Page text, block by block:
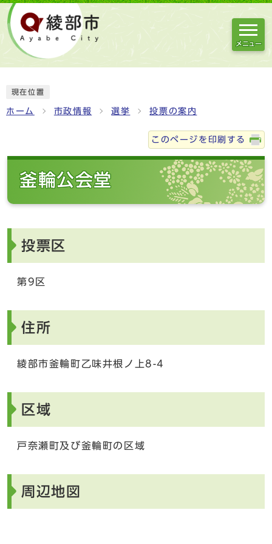
メニュー
現在位置
ホーム 市政情報 選挙 投票の案内
このページを印刷する
釜輪公会堂
投票区
第9区
住所
綾部市釜輪町乙味井根ノ上8-4
区域
戸奈瀬町及び釜輪町の区域
周辺地図